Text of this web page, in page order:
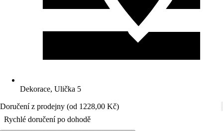
Dekorace, Ulička 5
Doručení z prodejny (od 1228,00 Kč)
Rychlé doručení po dohodě